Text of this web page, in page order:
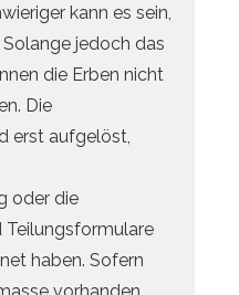
kann es sein,
jedoch das
die Erben nicht
Die
erst aufgelöst,
oder die
haben. Sofern
vorhanden